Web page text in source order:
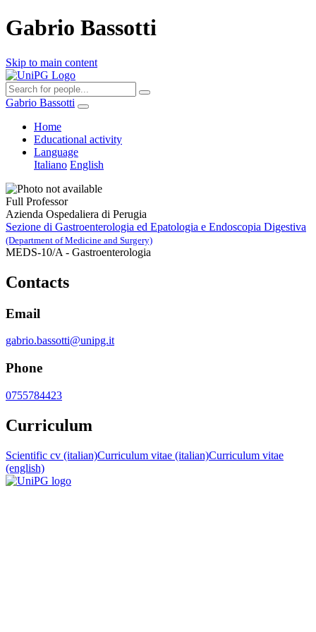
Gabrio Bassotti
Skip to main content
Gabrio Bassotti
Home
Educational activity
Language
Italiano English
Full Professor
Azienda Ospedaliera di Perugia
Sezione di Gastroenterologia ed Epatologia e Endoscopia Digestiva
(Department of Medicine and Surgery)
MEDS-10/A - Gastroenterologia
Contacts
Email
gabrio.bassotti@unipg.it
Phone
0755784423
Curriculum
Scientific cv (italian)Curriculum vitae (italian)Curriculum vitae
(english)